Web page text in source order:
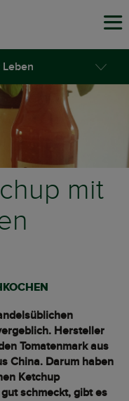
mit
Hersteller
Tomatenmark aus
China. Darum haben
Ketchup
schmeckt, gibt es